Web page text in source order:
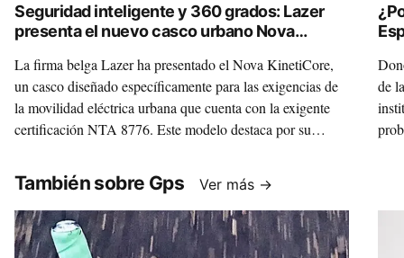
Seguridad inteligente y 360 grados: Lazer
presenta el nuevo casco urbano Nova
La firma belga Lazer ha presentado el Nova KinetiCore,
un casco diseñado específicamente para las exigencias de
la movilidad eléctrica urbana que cuenta con la exigente
certificación NTA 8776. Este modelo destaca por su
iluminación LED de 360° con luz de freno integrada para
garantizar la visibilidad total en el tráfico. Gracias a su
tecnología de absorción de impactos KinetiCore y a un
diseño versátil con lente integrada y ventilación ajustable,
de
También sobre Gps Ver más →